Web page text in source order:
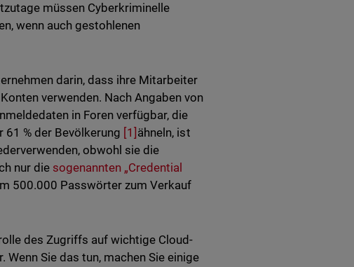
müssen Cyberkriminelle
wenn auch gestohlenen
darin, dass ihre Mitarbeiter
verwenden. Nach Angaben von
in Foren verfügbar, die
% der Bevölkerung [1] ähneln, ist
obwohl sie die
nur die sogenannten „Credential
500.000 Passwörter zum Verkauf
des Zugriffs auf wichtige Cloud-
Sie das tun, machen Sie einige